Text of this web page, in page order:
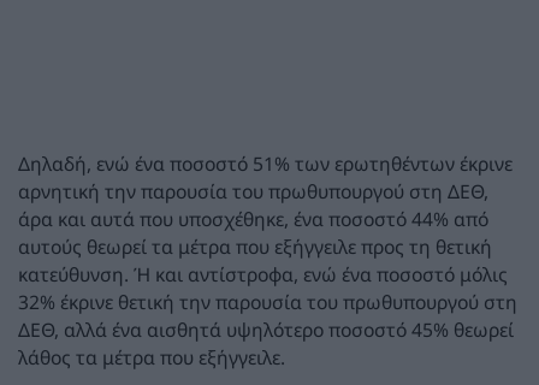
Δηλαδή, ενώ ένα ποσοστό 51% των ερωτηθέντων έκρινε
αρνητική την παρουσία του πρωθυπουργού στη ΔΕΘ,
άρα και αυτά που υποσχέθηκε, ένα ποσοστό 44% από
αυτούς θεωρεί τα μέτρα που εξήγγειλε προς τη θετική
κατεύθυνση. Ή και αντίστροφα, ενώ ένα ποσοστό μόλις
32% έκρινε θετική την παρουσία του πρωθυπουργού στη
ΔΕΘ, αλλά ένα αισθητά υψηλότερο ποσοστό 45% θεωρεί
λάθος τα μέτρα που εξήγγειλε.